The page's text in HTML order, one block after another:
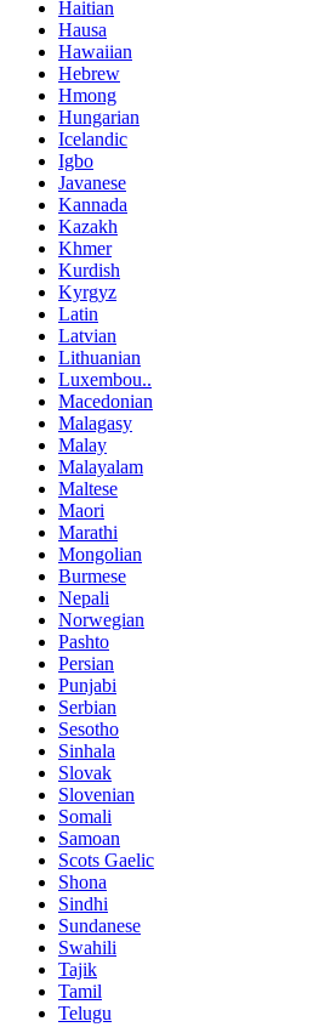
Haitian
Hausa
Hawaiian
Hebrew
Hmong
Hungarian
Icelandic
Igbo
Javanese
Kannada
Kazakh
Khmer
Kurdish
Kyrgyz
Latin
Latvian
Lithuanian
Luxembou..
Macedonian
Malagasy
Malay
Malayalam
Maltese
Maori
Marathi
Mongolian
Burmese
Nepali
Norwegian
Pashto
Persian
Punjabi
Serbian
Sesotho
Sinhala
Slovak
Slovenian
Somali
Samoan
Scots Gaelic
Shona
Sindhi
Sundanese
Swahili
Tajik
Tamil
Telugu